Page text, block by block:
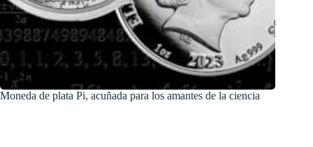
Moneda de plata Pi, acuñada para los amantes de la ciencia